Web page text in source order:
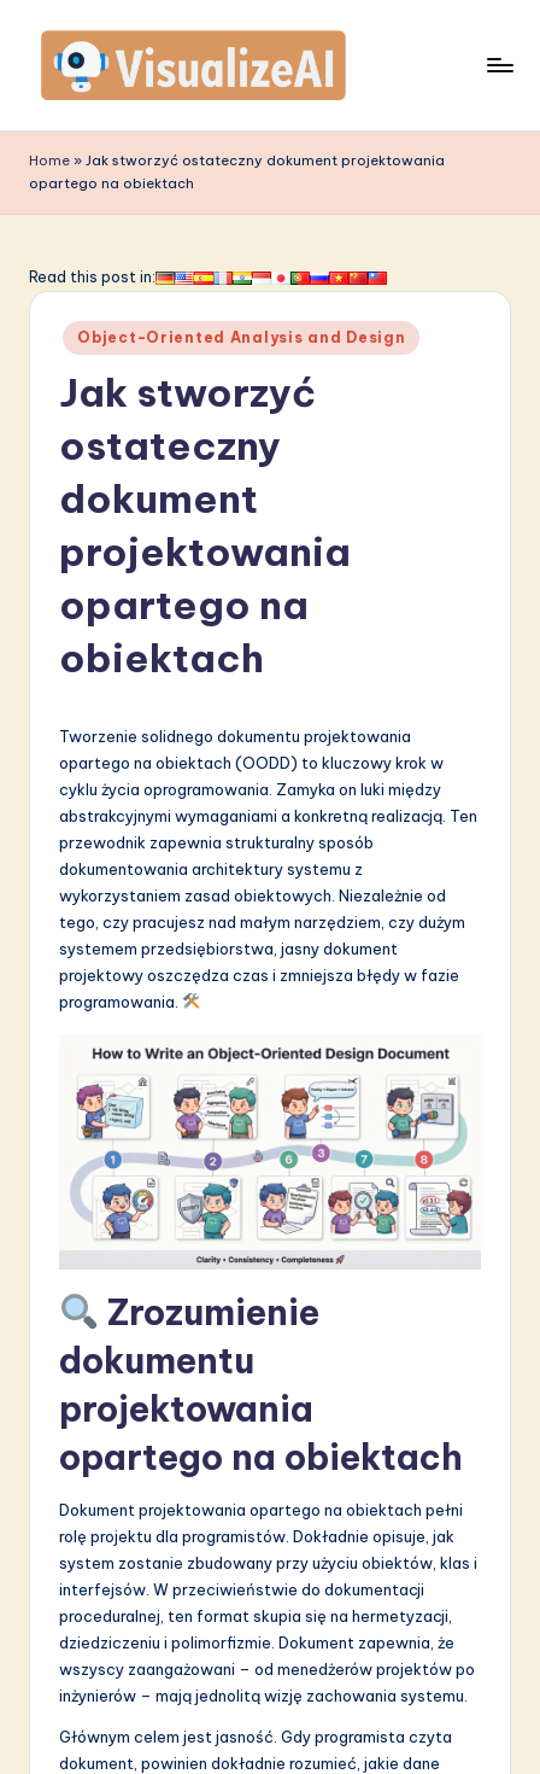
content
is
u
li
A
in
A
w
o
ti
o
Home » Jak stworzyć ostateczny dokument projektowania
opartego na obiektach
Read this post in:
Posted
in
Object-Oriented Analysis and Design
Jak stworzyć
ostateczny
dokument
projektowania
opartego na
obiektach
Tworzenie solidnego dokumentu projektowania
opartego na obiektach (OODD) to kluczowy krok w
cyklu życia oprogramowania. Zamyka on luki między
abstrakcyjnymi wymaganiami a konkretną realizacją. Ten
przewodnik zapewnia strukturalny sposób
dokumentowania architektury systemu z
wykorzystaniem zasad obiektowych. Niezależnie od
tego, czy pracujesz nad małym narzędziem, czy dużym
systemem przedsiębiorstwa, jasny dokument
projektowy oszczędza czas i zmniejsza błędy w fazie
programowania.
Zrozumienie
dokumentu
projektowania
opartego na obiektach
Dokument projektowania opartego na obiektach pełni
rolę projektu dla programistów. Dokładnie opisuje, jak
system zostanie zbudowany przy użyciu obiektów, klas i
interfejsów. W przeciwieństwie do dokumentacji
proceduralnej, ten format skupia się na hermetyzacji,
dziedziczeniu i polimorfizmie. Dokument zapewnia, że
wszyscy zaangażowani – od menedżerów projektów po
inżynierów – mają jednolitą wizję zachowania systemu.
Głównym celem jest jasność. Gdy programista czyta
dokument, powinien dokładnie rozumieć, jakie dane